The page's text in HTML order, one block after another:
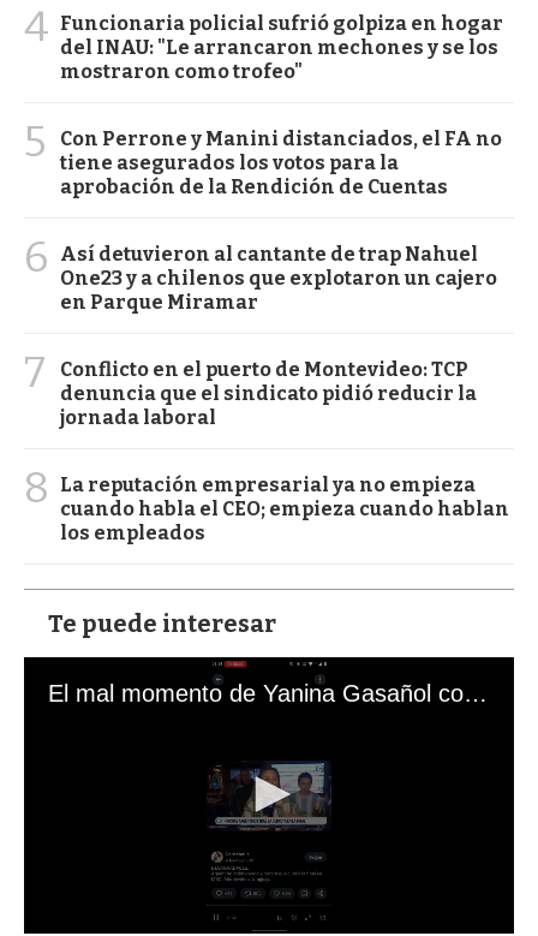
4 Funcionaria policial sufrió golpiza en hogar
del INAU: "Le arrancaron mechones y se los
mostraron como trofeo"
5
Con Perrone y Manini distanciados, el FA no
tiene asegurados los votos para la
aprobación de la Rendición de Cuentas
6
Así detuvieron al cantante de trap Nahuel
One23 y a chilenos que explotaron un cajero
en Parque Miramar
7
Conflicto en el puerto de Montevideo: TCP
denuncia que el sindicato pidió reducir la
jornada laboral
8
La reputación empresarial ya no empieza
cuando habla el CEO; empieza cuando hablan
los empleados
Te puede interesar
El mal momento de Yanina Gasañol con un hincha argentino en "Subrayado"